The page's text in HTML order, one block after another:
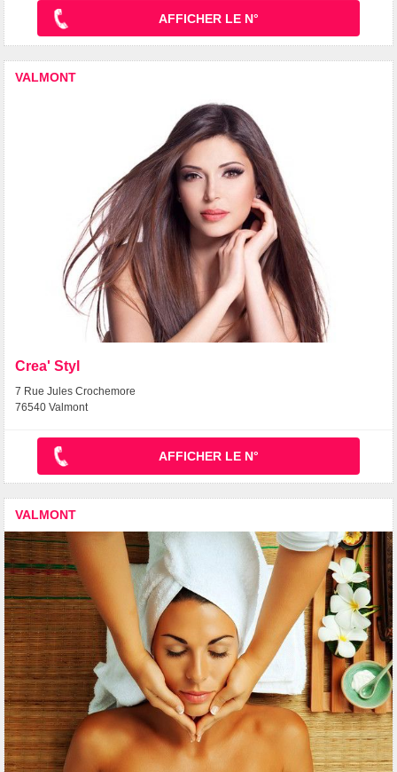
AFFICHER LE N°
VALMONT
Crea' Styl
7 Rue Jules Crochemore
76540 Valmont
AFFICHER LE N°
VALMONT